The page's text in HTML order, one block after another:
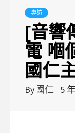
專訪
[音響
電 嗰
國仁
By 國仁 5